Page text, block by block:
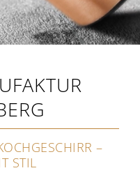
–
STIL